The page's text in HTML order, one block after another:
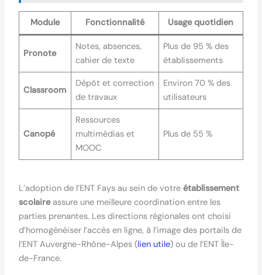
Module Fonctionnalité Usage quotidien
Pronote
Notes, absences,
cahier de texte
Plus de 95 % des
établissements
Classroom
Dépôt et correction
de travaux
Environ 70 % des
utilisateurs
Canopé
Ressources
multimédias et
MOOC
Plus de 55 %
L’adoption de l’ENT Fays au sein de votre établissement
scolaireassure une meilleure coordination entre les
parties prenantes. Les directions régionales ont choisi
d’homogénéiser l’accès en ligne, à l’image des portails de
l’ENT Auvergne-Rhône-Alpes (lien utile) ou de l’ENT Île-
de-France.